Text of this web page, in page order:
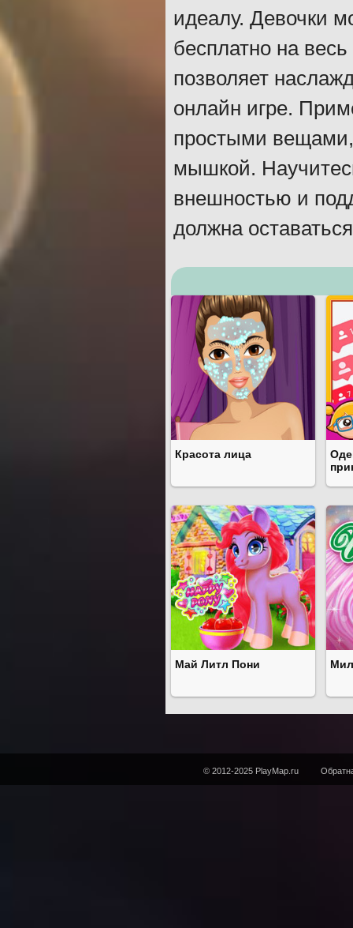
идеалу. Девочки
бесплатно на
позволяет
онлайн игре.
простыми вещами,
мышкой.
внешностью и
должна
Красота лица
Май Литл Пони
© 2012-2025 PlayMap.ru